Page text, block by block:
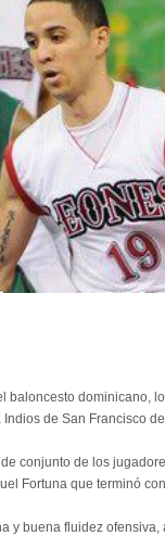
2012
baloncesto dominicano,
de San Francisco
conjunto de los
Fortuna que terminó
y buena fluidez